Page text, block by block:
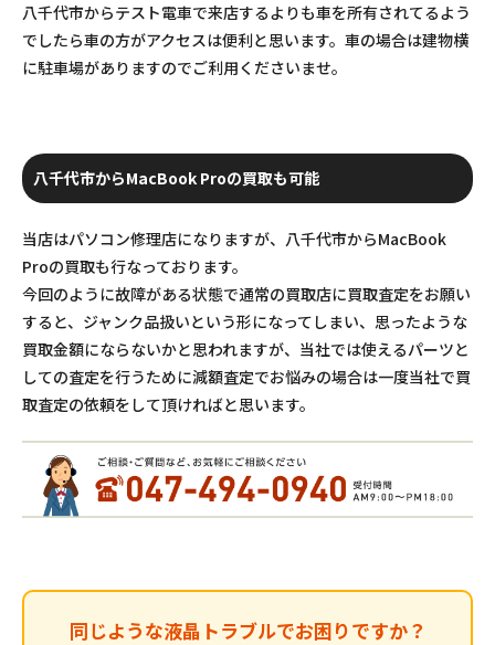
八千代市からテスト電車で来店するよりも車を所有されてるよう
でしたら車の方がアクセスは便利と思います。車の場合は建物横
に駐車場がありますのでご利用くださいませ。
八千代市からMacBook Proの買取も可能
当店はパソコン修理店になりますが、八千代市からMacBook
Proの買取も行なっております。
今回のように故障がある状態で通常の買取店に買取査定をお願い
すると、ジャンク品扱いという形になってしまい、思ったような
買取金額にならないかと思われますが、当社では使えるパーツと
しての査定を行うために減額査定でお悩みの場合は一度当社で買
取査定の依頼をして頂ければと思います。
同じような液晶トラブルでお困りですか？